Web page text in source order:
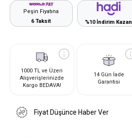
Peşin Fiyatına
6 Taksit
%10 İndirim Kazan
1000 TL ve Üzeri
Alışverişlerinizde
Kargo BEDAVA!
14 Gün İade
Garantisi
Fiyat Düşünce Haber Ver